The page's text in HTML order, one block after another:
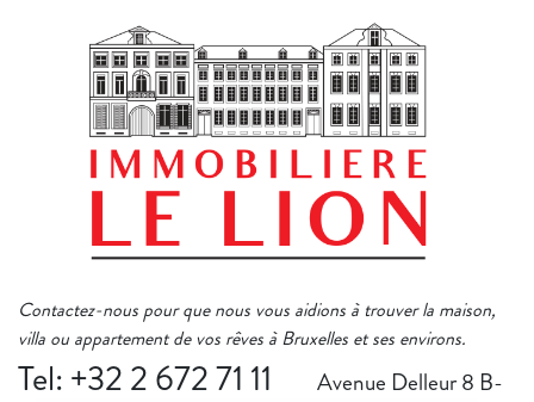
Contactez-nous pour que nous vous aidions à trouver la maison,
villa ou appartement de vos rêves à Bruxelles et ses environs.
Tel: +32 2 672 71 11 Avenue Delleur 8 B-